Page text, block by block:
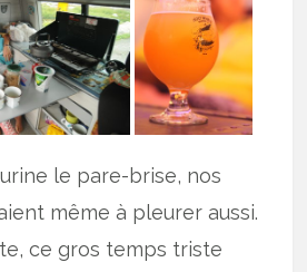
le pare-brise, nos
même à pleurer aussi.
ce gros temps triste